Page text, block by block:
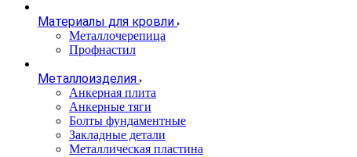
Материалы для кровли
Металлочерепица
Профнастил
Металлоизделия
Анкерная плита
Анкерные тяги
Болты фундаментные
Закладные детали
Металлическая пластина